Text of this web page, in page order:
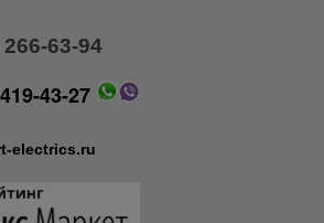
266-63-94
43-27
electrics.ru